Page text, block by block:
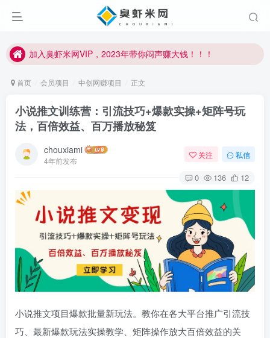
加入臭虾米网VIP，2023年带你闷声赚大钱！！！
加入臭虾米网VIP，2023年带你闷声赚大钱！！！
首页 会员项目 中创网赚项目 正文
小说推文训练营：引流技巧+爆款实操+矩阵号玩
法，百倍效益、百万播放秘笈
chouxiami
4年前发布
关注 私信
0 136 12
小说推文项目爆款批量新玩法。教你在各大平台推广引流技
巧、最新爆款玩法实操教学、矩阵操作放大百倍效益的关